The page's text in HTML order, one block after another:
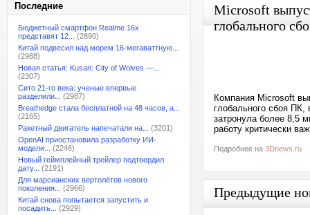
Последние
Бюджетный смартфон Realme 16x
представят 12...
(2890)
Китай подвесил над морем 16-мегаваттную...
(2988)
Новая статья: Kusan: City of Wolves —...
(2307)
Сито 21-го века: ученые впервые
разделили...
(2987)
Breathedge стала бесплатной на 48 часов, а...
(2165)
Ракетный двигатель напечатали на...
(3201)
OpenAI приостановила разработку ИИ-
модели...
(2246)
Новый геймплейный трейлер подтвердил
дату...
(2191)
Для марсианских вертолётов нового
поколения...
(2966)
Китай снова попытается запустить и
посадить...
(2929)
Microsoft
глобального
Компания Microsoft
глобального сбоя ПК,
затронула более 8,5
работу критически
Подробнее на 3Dnews.ru
Предыдущие